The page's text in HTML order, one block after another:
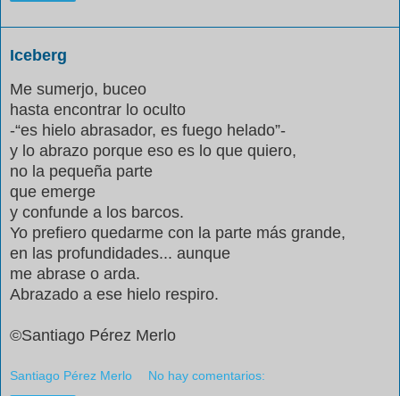
Iceberg
Me sumerjo, buceo
hasta encontrar lo oculto
-“es hielo abrasador, es fuego helado”-
y lo abrazo porque eso es lo que quiero,
no la pequeña parte
que emerge
y confunde a los barcos.
Yo prefiero quedarme con la parte más grande,
en las profundidades... aunque
me abrase o arda.
Abrazado a ese hielo respiro.
©Santiago Pérez Merlo
Santiago Pérez Merlo No hay comentarios: